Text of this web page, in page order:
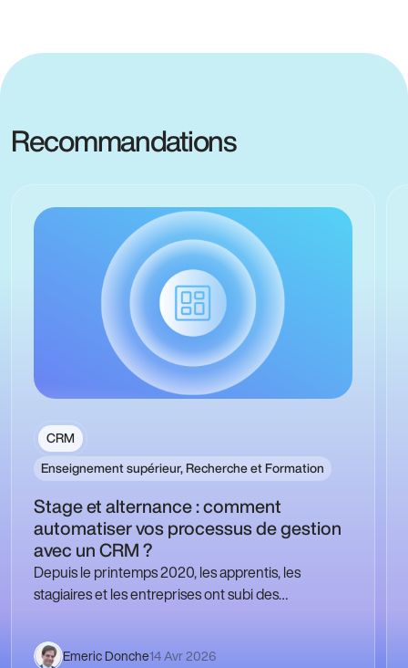
Recommandations
CRM
Enseignement supérieur, Recherche et Formation
Stage et alternance : comment
automatiser vos processus de gestion
avec un CRM ?
Depuis le printemps 2020, les apprentis, les
stagiaires et les entreprises ont subi des
de la COVID-19.
Emeric Donche14 Avr 2026